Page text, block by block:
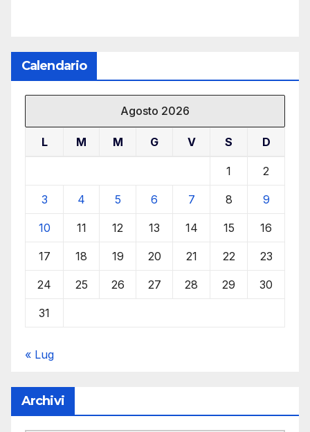
Calendario
Agosto 2026
L M M G V S D
1 2
3 4 5 6 7 8 9
10 11 12 13 14 15 16
17 18 19 20 21 22 23
24 25 26 27 28 29 30
31
« Lug
Archivi